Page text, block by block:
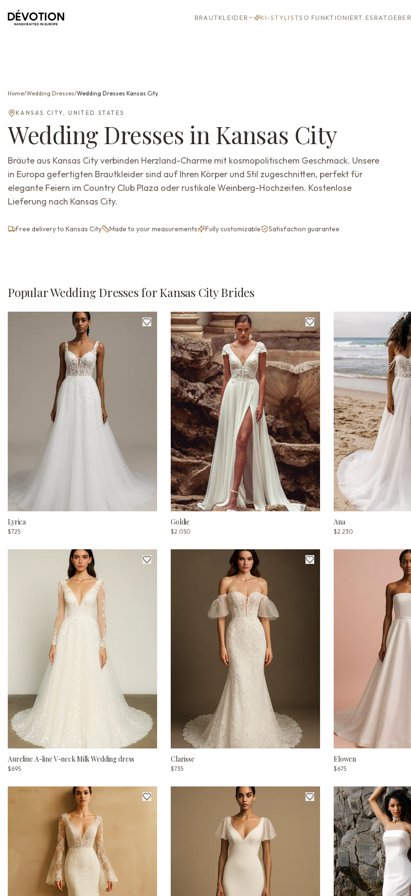
BRAUTKLEIDER KI-STYLISTSO FUNKTIONIERT ES RATGEBER
Home/Wedding Dresses/Wedding Dresses Kansas City
KANSAS CITY,UNITED STATES
Wedding Dresses in Kansas City
Bräute aus Kansas City verbinden Herzland-Charme mit kosmopolitischem Geschmack. Unsere
in Europa gefertigten Brautkleider sind auf Ihren Körper und Stil zugeschnitten, perfekt für
elegante Feiern im Country Club Plaza oder rustikale Weinberg-Hochzeiten. Kostenlose
Lieferung nach Kansas City.
Free delivery to Kansas City Made to your measurements Fully customizable Satisfaction guarantee
Popular Wedding Dresses for Kansas City Brides
Lyrica
$725
Goldie
$2.050
Ana
$2.230
Aureline A-line V-neck Milk Wedding dress
$695
Clarisse
$735
Elowen
$675